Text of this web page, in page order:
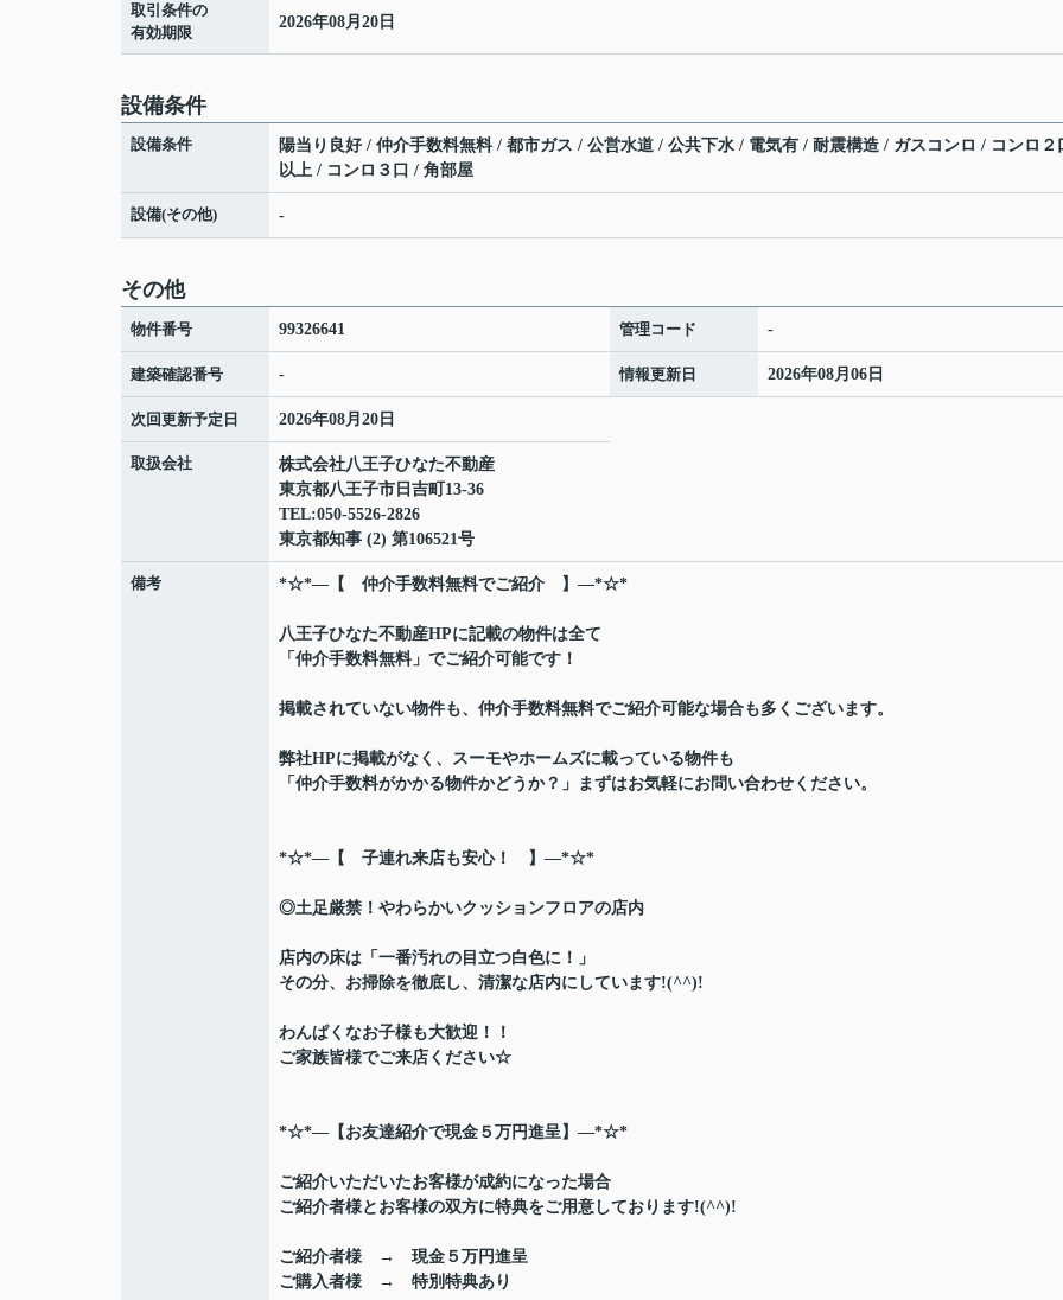
取引条件の
有効期限
2026年08月20日
設備条件
設備条件
陽当り良好 / 仲介手数料無料 / 都市ガス / 公営水道 / 公共下水 / 電気有 / 耐震構造 / ガスコンロ / コンロ２
以上 / コンロ３口 / 角部屋
設備(その他) -
その他
物件番号 99326641 管理コード -
建築確認番号 - 情報更新日 2026年08月06日
次回更新予定日 2026年08月20日
取扱会社
株式会社八王子ひなた不動産
東京都八王子市日吉町13-36
TEL:050-5526-2826
東京都知事 (2) 第106521号
備考 *☆*―【 仲介手数料無料でご紹介 】―*☆*
八王子ひなた不動産HPに記載の物件は全て
「仲介手数料無料」でご紹介可能です！
掲載されていない物件も、仲介手数料無料でご紹介可能な場合も多くございます。
弊社HPに掲載がなく、スーモやホームズに載っている物件も
「仲介手数料がかかる物件かどうか？」まずはお気軽にお問い合わせください。
*☆*―【 子連れ来店も安心！ 】―*☆*
◎土足厳禁！やわらかいクッションフロアの店内
店内の床は「一番汚れの目立つ白色に！」
その分、お掃除を徹底し、清潔な店内にしています!(^^)!
わんぱくなお子様も大歓迎！！
ご家族皆様でご来店ください☆
*☆*―【お友達紹介で現金５万円進呈】―*☆*
ご紹介いただいたお客様が成約になった場合
ご紹介者様とお客様の双方に特典をご用意しております!(^^)!
ご紹介者様 → 現金５万円進呈
ご購入者様 → 特別特典あり